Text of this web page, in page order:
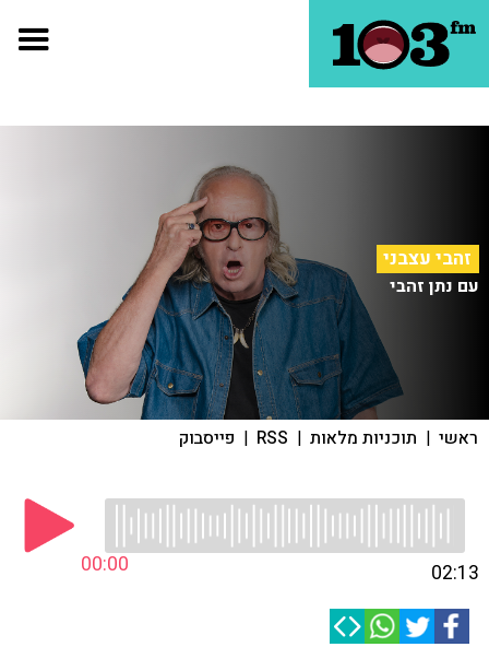
זהבי עצבני
עם נתן זהבי
ראשי | תוכניות מלאות |
RSS
| פייסבוק
00:00 02:13